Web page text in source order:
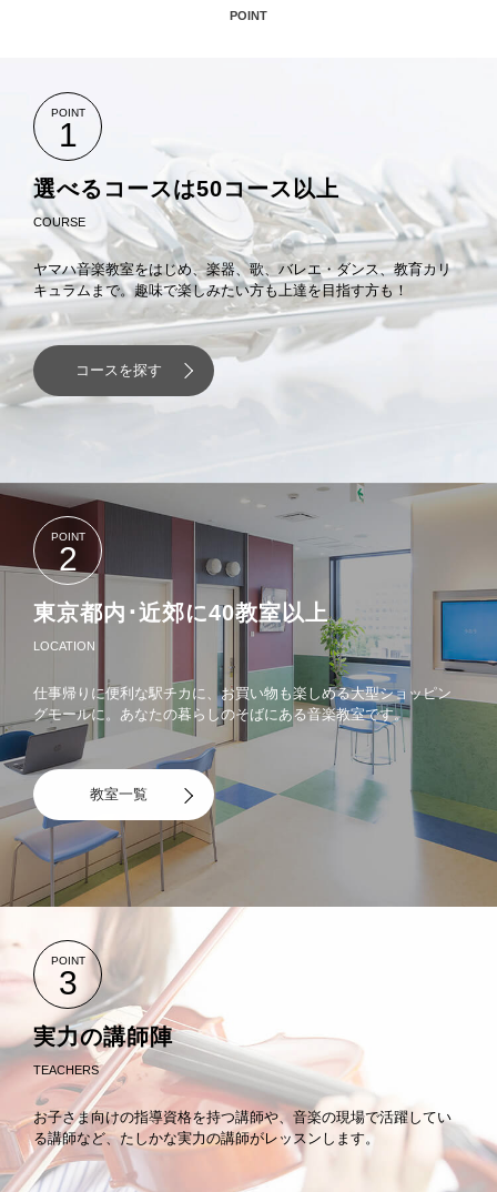
エレクトーン上級者のためのプレミアムレッスン（講師 長野洋
二）
特別企画
東京多摩ジュニア吹奏楽クラブ～新しい地域の「吹奏楽クラブ」
～
音楽教室
宮地楽器の生徒さんの活躍を紹介しています
たのしいコンテンツたくさん！リッスン&リズムのメロディワール
ド♪
POINT
POINT
1
選べるコースは50コース以上
COURSE
ヤマハ音楽教室をはじめ、楽器、歌、バレエ・ダンス、教育カリ
キュラムまで。趣味で楽しみたい方も上達を目指す方も！
コースを探す
POINT
2
東京都内･近郊に40教室以上
LOCATION
仕事帰りに便利な駅チカに、お買い物も楽しめる大型ショッピン
グモールに。あなたの暮らしのそばにある音楽教室です。
教室一覧
POINT
3
実力の講師陣
TEACHERS
お子さま向けの指導資格を持つ講師や、音楽の現場で活躍してい
る講師など、たしかな実力の講師がレッスンします。